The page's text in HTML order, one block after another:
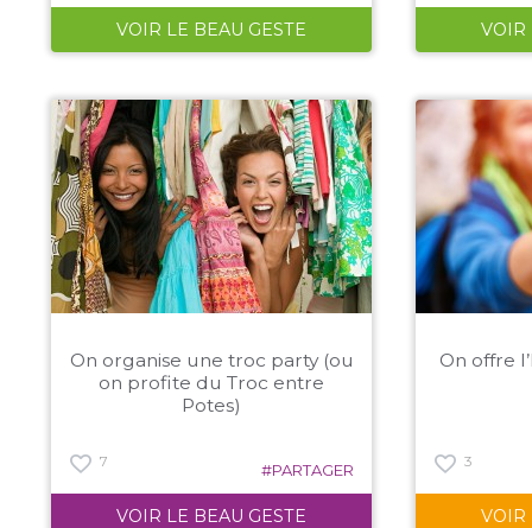
VOIR LE BEAU GESTE VOIR
On organise une troc party (ou
on profite du Troc entre
Potes)
7 #PARTAGER
VOIR LE BEAU GESTE
On offre
3
VOIR